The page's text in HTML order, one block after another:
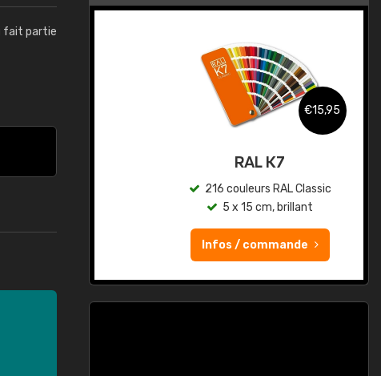
fait partie
€15,95
RAL K7
216 couleurs RAL Classic
5 x 15 cm, brillant
Infos / commande